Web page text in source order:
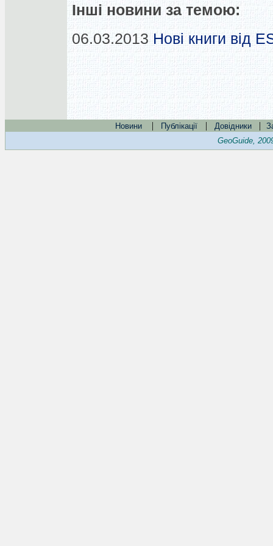
Інші новини за темою:
06.03.2013 Нові книги від
Новини | Публікації | Довідники |
GeoGuide,